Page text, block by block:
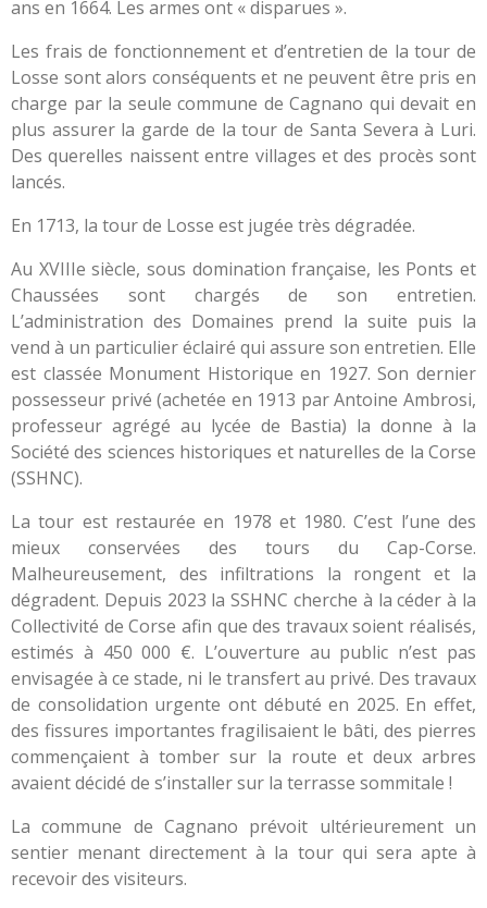
ans en 1664. Les armes ont « disparues ».
Les frais de fonctionnement et d’entretien de la tour de
Losse sont alors conséquents et ne peuvent être pris en
charge par la seule commune de Cagnano qui devait en
plus assurer la garde de la tour de Santa Severa à Luri.
Des querelles naissent entre villages et des procès sont
lancés.
En 1713, la tour de Losse est jugée très dégradée.
Au XVIIIe siècle, sous domination française, les Ponts et
Chaussées sont chargés de son entretien.
L’administration des Domaines prend la suite puis la
vend à un particulier éclairé qui assure son entretien. Elle
est classée Monument Historique en 1927. Son dernier
possesseur privé (achetée en 1913 par Antoine Ambrosi,
professeur agrégé au lycée de Bastia) la donne à la
Société des sciences historiques et naturelles de la Corse
(SSHNC).
La tour est restaurée en 1978 et 1980. C’est l’une des
mieux conservées des tours du Cap-Corse.
Malheureusement, des infiltrations la rongent et la
dégradent. Depuis 2023 la SSHNC cherche à la céder à la
Collectivité de Corse afin que des travaux soient réalisés,
estimés à 450 000 €. L’ouverture au public n’est pas
envisagée à ce stade, ni le transfert au privé. Des travaux
de consolidation urgente ont débuté en 2025. En effet,
des fissures importantes fragilisaient le bâti, des pierres
commençaient à tomber sur la route et deux arbres
avaient décidé de s’installer sur la terrasse sommitale !
La commune de Cagnano prévoit ultérieurement un
sentier menant directement à la tour qui sera apte à
recevoir des visiteurs.